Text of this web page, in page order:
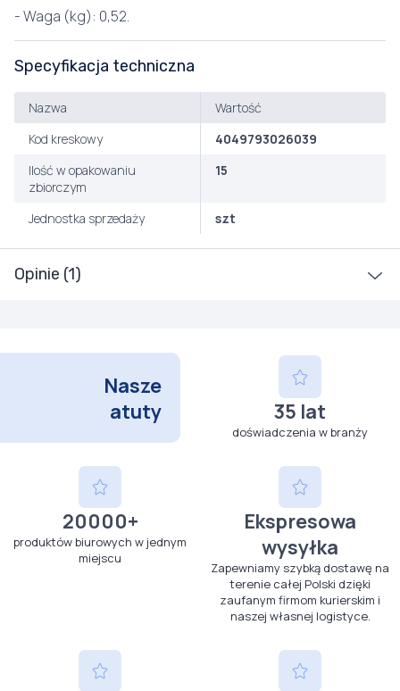
Opinie (1)
- Waga (kg): 0,52.
Specyfikacja techniczna
Nazwa
Wartość
Kod kreskowy
4049793026039
Ilość w opakowaniu
zbiorczym
15
Jednostka sprzedaży szt
Nasze
atuty
35 lat
doświadczenia w branży
20000+
produktów biurowych w jednym
miejscu
Ekspresowa
wysyłka
Zapewniamy szybką dostawę na
terenie całej Polski dzięki
zaufanym firmom kurierskim i
naszej własnej logistyce.